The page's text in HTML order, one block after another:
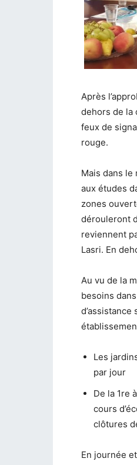
Après
dehors de la
feux de
rouge.
Mais dans le
aux études
zones
dérouleront
reviennent
Lasri. En
Au vu de la
besoins
Les
par jour
De la 1re
cours
clôtures
En journée